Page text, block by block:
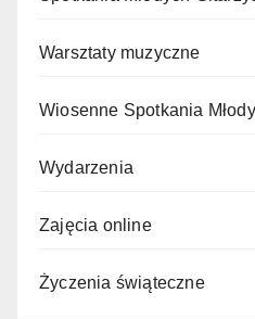
Warsztaty muzyczne
Wiosenne Spotkania
Wydarzenia
Zajęcia online
Życzenia świąteczne